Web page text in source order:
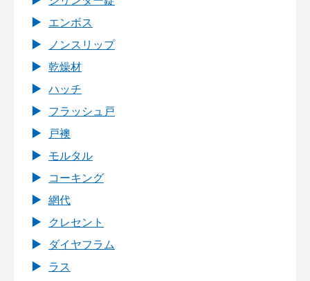
エンボス
ノンスリップ
乾燥材
ハッチ
フラッシュ戸
戸襖
モルタル
コーキング
網代
クレセント
ダイヤフラム
ラス